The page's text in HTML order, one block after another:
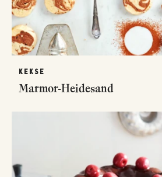
KEKSE
Marmor-Heidesand